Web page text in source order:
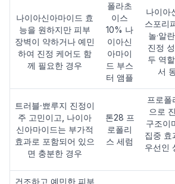
나이아신아마이드 효
능을 원하지만 피부
장벽이 약하거나 예민
하여 진정 케어도 함
께 필요한 경우
폴라초
이스
10% 나
이아신
아마이
드 부스
터 앰플
나이아
스포리
놀·알
진정
두 역
서
트러블·뾰루지 진정이
주 고민이고, 나이아
신아마이드는 부가적
효과로 포함되어 있으
면 충분한 경우
톤28 프
로폴리
스 세럼
프로폴
으로
구조이
집중 효
우선인
건조하고 예민한 피부